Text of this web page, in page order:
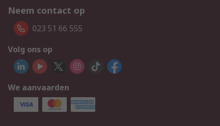
Neem contact op
023 51 66 555
Volg ons op
We aanvaarden